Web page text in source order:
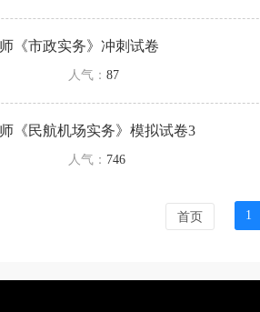
《市政实务》冲刺试卷
人气： 87
《民航机场实务》模拟试卷3
人气： 746
首页 1